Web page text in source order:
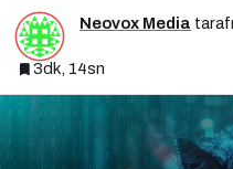
Neovox Media
3dk, 14sn